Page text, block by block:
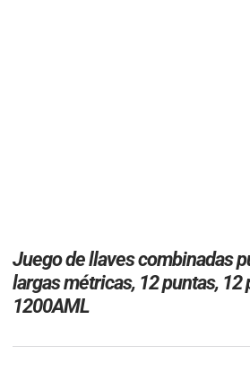
Juego de llaves combinadas
largas métricas, 12 puntas, 12
1200AML